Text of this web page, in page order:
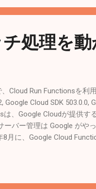
status System Locale:
処理を動
Cloud Run Functionsを利
Cloud SDK 503.0.0,
は、Google Cloudが提供す
バー管理は Google がや
月に、Google Cloud
境 | Cloud Run functions
チュートリアル 下記公式